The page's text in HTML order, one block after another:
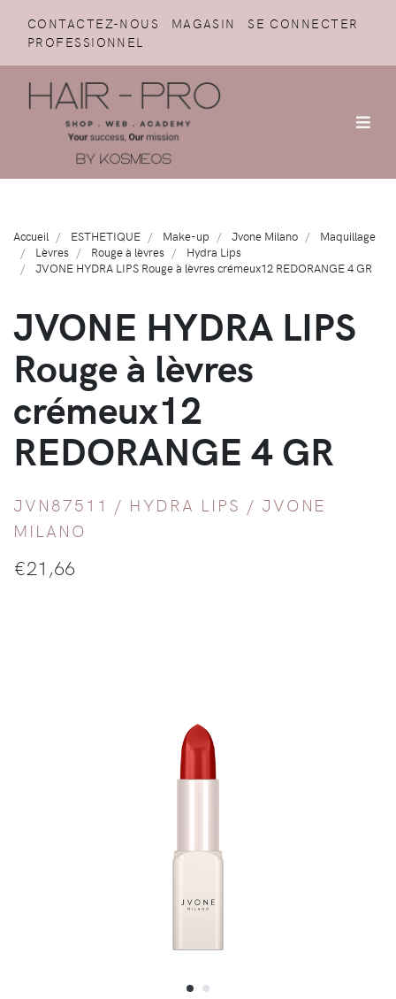
CONTACTEZ-NOUS MAGASIN
SE CONNECTER
PROFESSIONNEL
Accueil ESTHETIQUE Make-up Jvone Milano
Maquillage
Lèvres
Rouge à lèvres
Hydra Lips
JVONE HYDRA LIPS Rouge à lèvres crémeux12 REDORANGE 4 GR
JVONE HYDRA LIPS
Rouge à lèvres
crémeux12
REDORANGE 4 GR
JVN87511 / HYDRA LIPS / JVONE
MILANO
€21,66